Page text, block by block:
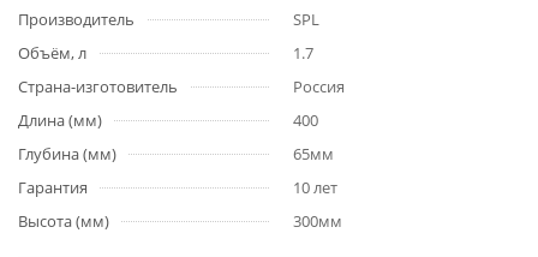
Производитель
SPL
Объём, л
1.7
Страна-изготовитель
Россия
Длина (мм)
400
Глубина (мм)
65мм
Гарантия
10 лет
Высота (мм)
300мм